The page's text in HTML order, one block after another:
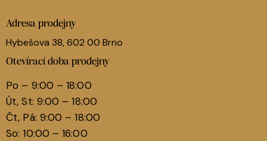
Adresa prodejny
Hybešova 38, 602 00 Brno
Otevírací doba prodejny
Po – 9:00 – 18:00
Út, St: 9:00 – 18:00
Čt, Pá: 9:00 – 18:00
So: 10:00 – 16:00